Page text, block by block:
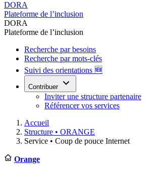
DORA
Plateforme de l’inclusion
DORA
Plateforme de l’inclusion
Recherche par besoins
Recherche par mots-clés
Suivi des orientations 🆕
Contribuer
Inviter une structure partenaire
Référencer vos services
Accueil
Structure • ORANGE
Service • Coup de pouce Internet
Orange